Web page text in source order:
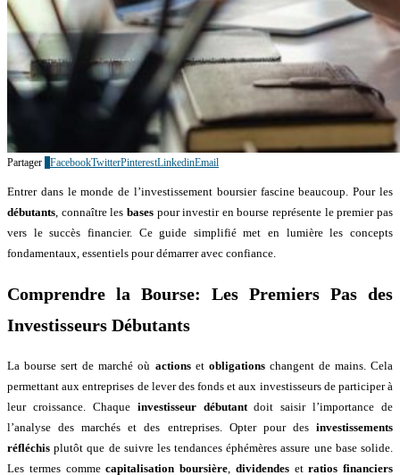
Partager FacebookTwitterPinterestLinkedinEmail
Entrer dans le monde de l’investissement boursier fascine beaucoup. Pour les
débutants, connaître les basespour investir en bourse représente le premier pas
vers le succès financier. Ce guide simplifié met en lumière les concepts
fondamentaux, essentiels pour démarrer avec confiance.
Comprendre la Bourse: Les Premiers Pas des
Investisseurs Débutants
La bourse sert de marché où actionset obligationschangent de mains. Cela
permettant aux entreprises de lever des fonds et aux investisseurs de participer à
leur croissance. Chaque investisseur débutantdoit saisir l’importance de
l’analyse des marchés et des entreprises. Opter pour des investissements
réfléchis plutôt que de suivre les tendances éphémères assure une base solide.
Les termes commecapitalisation boursière dividendesetratios financiers